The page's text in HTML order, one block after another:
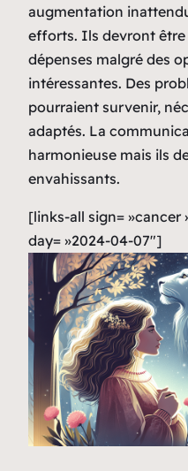
augmentation
efforts. Ils devront être
dépenses malgré des
intéressantes. Des
pourraient survenir,
adaptés. La
harmonieuse mais ils
envahissants.
[links-all sign= »cancer
day= »2024-04-07″]